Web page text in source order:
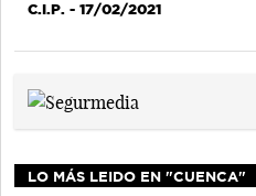
C.I.P. - 17/02/2021
LO MÁS LEIDO EN "CUENCA"